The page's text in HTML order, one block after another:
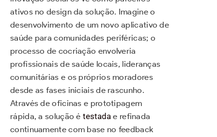
ativos no design da solução. Imagine o
desenvolvimento de um novo aplicativo de
saúde para comunidades periféricas; o
processo de cocriação envolveria
profissionais de saúde locais, lideranças
comunitárias e os próprios moradores
desde as fases iniciais de rascunho.
Através de oficinas e prototipagem
rápida, a solução étestada e refinada
continuamente com base no feedback